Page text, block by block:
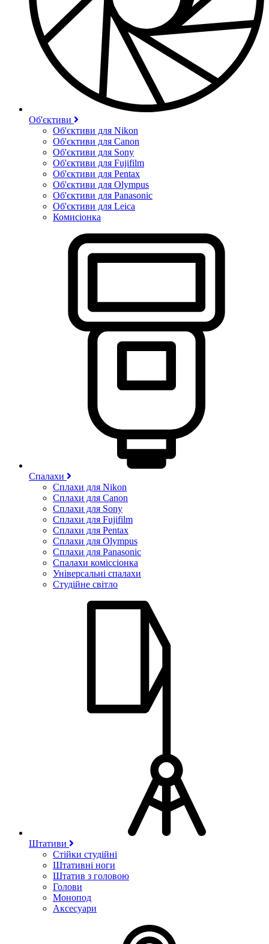
Об'єктиви
Об'єктиви для Nikon
Об'єктиви для Canon
Об'єктиви для Sony
Об'єктиви для Fujifilm
Об'єктиви для Pentax
Об'єктиви для Olympus
Об'єктиви для Panasonic
Об'єктиви для Leica
Комисіонка
Спалахи
Сплахи для Nikon
Сплахи для Canon
Сплахи для Sony
Сплахи для Fujifilm
Сплахи для Pentax
Сплахи для Olympus
Сплахи для Panasonic
Спалахи коміссіонка
Універсальні спалахи
Студійне світло
Штативи
Стійки студійні
Штативні ноги
Штатив з головою
Голови
Монопод
Аксесуари